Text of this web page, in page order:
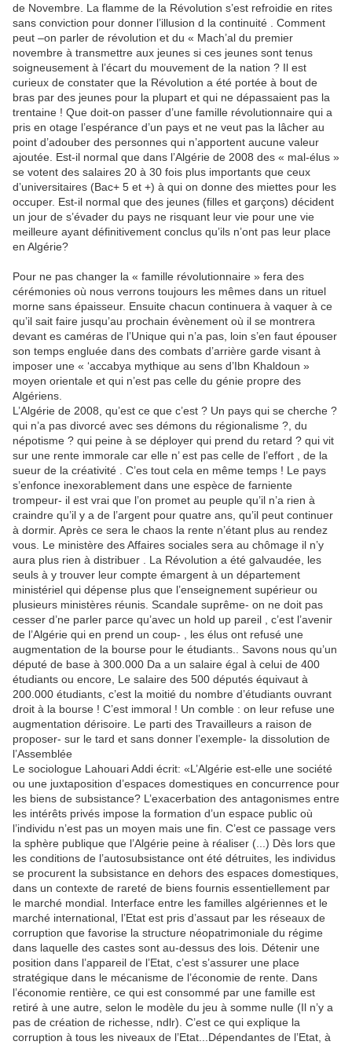
de Novembre. La flamme de la Révolution s’est refroidie en rites
sans conviction pour donner l’illusion d la continuité . Comment
peut –on parler de révolution et du « Mach’al du premier
novembre à transmettre aux jeunes si ces jeunes sont tenus
soigneusement à l’écart du mouvement de la nation ? Il est
curieux de constater que la Révolution a été portée à bout de
bras par des jeunes pour la plupart et qui ne dépassaient pas la
trentaine ! Que doit-on passer d’une famille révolutionnaire qui a
pris en otage l’espérance d’un pays et ne veut pas la lâcher au
point d’adouber des personnes qui n’apportent aucune valeur
ajoutée. Est-il normal que dans l’Algérie de 2008 des « mal-élus »
se votent des salaires 20 à 30 fois plus importants que ceux
d’universitaires (Bac+ 5 et +) à qui on donne des miettes pour les
occuper. Est-il normal que des jeunes (filles et garçons) décident
un jour de s’évader du pays ne risquant leur vie pour une vie
meilleure ayant définitivement conclus qu’ils n’ont pas leur place
en Algérie?
Pour ne pas changer la « famille révolutionnaire » fera des
cérémonies où nous verrons toujours les mêmes dans un rituel
morne sans épaisseur. Ensuite chacun continuera à vaquer à ce
qu’il sait faire jusqu’au prochain évènement où il se montrera
devant es caméras de l’Unique qui n’a pas, loin s’en faut épouser
son temps engluée dans des combats d’arrière garde visant à
imposer une « ‘accabya mythique au sens d’Ibn Khaldoun »
moyen orientale et qui n’est pas celle du génie propre des
Algériens.
L’Algérie de 2008, qu’est ce que c’est ? Un pays qui se cherche ?
qui n’a pas divorcé avec ses démons du régionalisme ?, du
népotisme ? qui peine à se déployer qui prend du retard ? qui vit
sur une rente immorale car elle n’ est pas celle de l’effort , de la
sueur de la créativité . C’es tout cela en même temps ! Le pays
s’enfonce inexorablement dans une espèce de farniente
trompeur- il est vrai que l’on promet au peuple qu’il n’a rien à
craindre qu’il y a de l’argent pour quatre ans, qu’il peut continuer
à dormir. Après ce sera le chaos la rente n’étant plus au rendez
vous. Le ministère des Affaires sociales sera au chômage il n’y
aura plus rien à distribuer . La Révolution a été galvaudée, les
seuls à y trouver leur compte émargent à un département
ministériel qui dépense plus que l’enseignement supérieur ou
plusieurs ministères réunis. Scandale suprême- on ne doit pas
cesser d’ne parler parce qu’avec un hold up pareil , c’est l’avenir
de l’Algérie qui en prend un coup- , les élus ont refusé une
augmentation de la bourse pour le étudiants.. Savons nous qu’un
député de base à 300.000 Da a un salaire égal à celui de 400
étudiants ou encore, Le salaire des 500 députés équivaut à
200.000 étudiants, c’est la moitié du nombre d’étudiants ouvrant
droit à la bourse ! C’est immoral ! Un comble : on leur refuse une
augmentation dérisoire. Le parti des Travailleurs a raison de
proposer- sur le tard et sans donner l’exemple- la dissolution de
l’Assemblée
Le sociologue Lahouari Addi écrit: «L’Algérie est-elle une société
ou une juxtaposition d’espaces domestiques en concurrence pour
les biens de subsistance? L’exacerbation des antagonismes entre
les intérêts privés impose la formation d’un espace public où
l’individu n’est pas un moyen mais une fin. C’est ce passage vers
la sphère publique que l’Algérie peine à réaliser (...) Dès lors que
les conditions de l’autosubsistance ont été détruites, les individus
se procurent la subsistance en dehors des espaces domestiques,
dans un contexte de rareté de biens fournis essentiellement par
le marché mondial. Interface entre les familles algériennes et le
marché international, l’Etat est pris d’assaut par les réseaux de
corruption que favorise la structure néopatrimoniale du régime
dans laquelle des castes sont au-dessus des lois. Détenir une
position dans l’appareil de l’Etat, c’est s’assurer une place
stratégique dans le mécanisme de l’économie de rente. Dans
l’économie rentière, ce qui est consommé par une famille est
retiré à une autre, selon le modèle du jeu à somme nulle (Il n’y a
pas de création de richesse, ndlr). C’est ce qui explique la
corruption à tous les niveaux de l’Etat...Dépendantes de l’Etat, à